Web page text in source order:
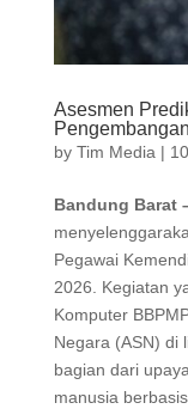
Asesmen
by Tim Media |
Bandung Barat
Pegawai
2026. Kegiatan
Komputer
Negara (ASN) di
bagian dari
manusia